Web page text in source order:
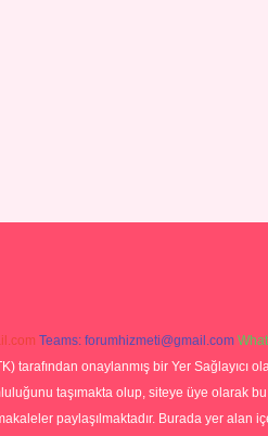
Teams: forumhizmeti@gmail.com
tarafından onaylanmış bir Yer
taşımakta olup, siteye üye olarak
paylaşılmaktadır. Burada yer